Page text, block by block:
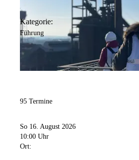
Kategorie:
Führung
95 Termine
So 16. August 2026
10:00 Uhr
Ort: